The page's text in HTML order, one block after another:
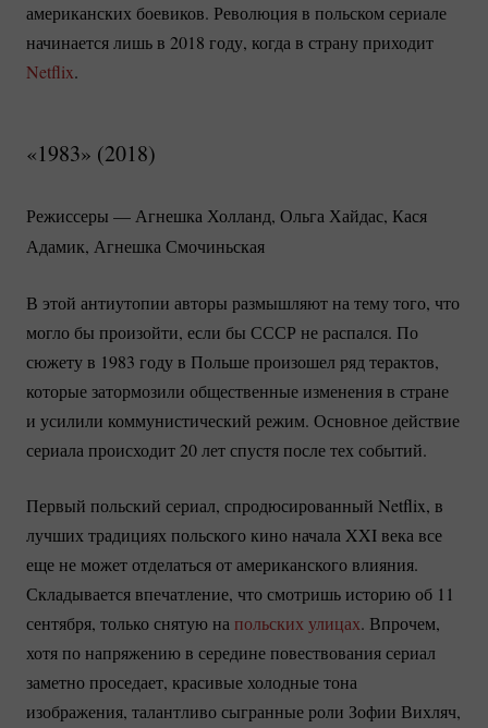
американских боевиков. Революция в польском сериале
начинается лишь в 2018 году, когда в страну приходит
Netflix.
«1983» (2018)
Режиссеры — Агнешка Холланд, Ольга Хайдас, Кася
Адамик, Агнешка Смочиньская
В этой антиутопии авторы размышляют на тему того, что
могло бы произойти, если бы СССР не распался. По
сюжету в 1983 году в Польше произошел ряд терактов,
которые затормозили общественные изменения в стране
и усилили коммунистический режим. Основное действие
сериала происходит 20 лет спустя после тех событий.
Первый польский сериал, спродюсированный Netflix, в
лучших традициях польского кино начала XXI века все
еще не может отделаться от американского влияния.
Складывается впечатление, что смотришь историю об 11
сентября, только снятую на польских улицах. Впрочем,
хотя по напряжению в середине повествования сериал
заметно проседает, красивые холодные тона
изображения, талантливо сыгранные роли Зофии Вихляч,